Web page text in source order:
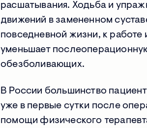
расшатывания. Ходьба и
движений в замененном
повседневной жизни, к работе
уменьшает
обезболивающих.
В России большинство
уже в первые сутки после
помощи физического